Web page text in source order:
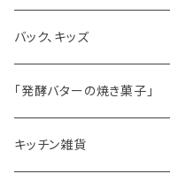
コンポート
ハマースレイ
バック、キッズ
「発酵バターの焼き菓子」
バターサンドクッキー
キッチン雑貨